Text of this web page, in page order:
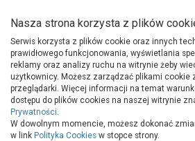
Strona główna Narzędzia
Narzędzia stołowe
Nasza strona korzysta z plików
Serwis korzysta z plików cookie oraz innych
prawidłowego funkcjonowania, wyświetlania
reklamy oraz analizy ruchu na witrynie żeby
użytkownicy. Możesz zarządzać plikami cookie
przeglądarki. Więcej informacji na temat
dostępu do plików cookies na naszej witrynie
Prywatności.
W dowolnym momencie, możesz dokonać
w link Polityka Cookies w stopce strony.